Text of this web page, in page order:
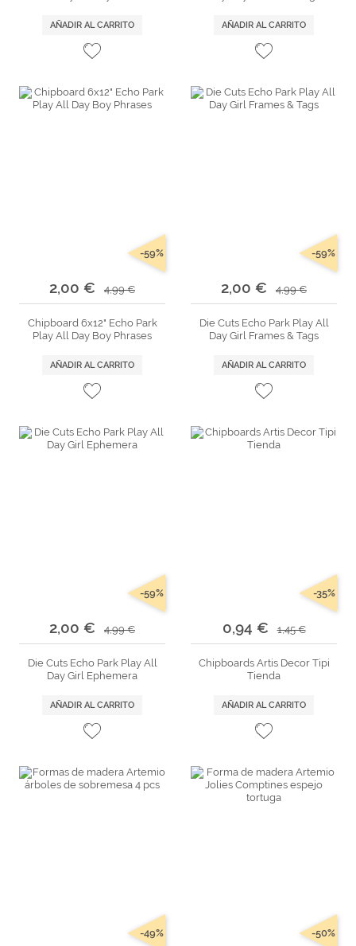
AÑADIR AL CARRITO AÑADIR AL CARRITO
2,00 € 4,99 €
-59%
Chipboard 6x12" Echo Park
Play All Day Boy Phrases
AÑADIR AL CARRITO
2,00 € 4,99 €
-59%
Die Cuts Echo Park Play All
Day Girl Frames & Tags
AÑADIR AL CARRITO
2,00 € 4,99 €
-59%
Die Cuts Echo Park Play All
Day Girl Ephemera
AÑADIR AL CARRITO
0,94 € 1,45 €
-35%
Chipboards Artis Decor Tipi
Tienda
AÑADIR AL CARRITO
-49% -50%